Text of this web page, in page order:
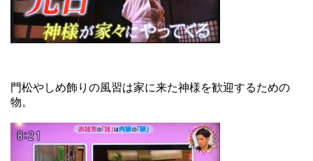
門松やしめ飾りの風習は家に来た神様を歓迎するための
物。